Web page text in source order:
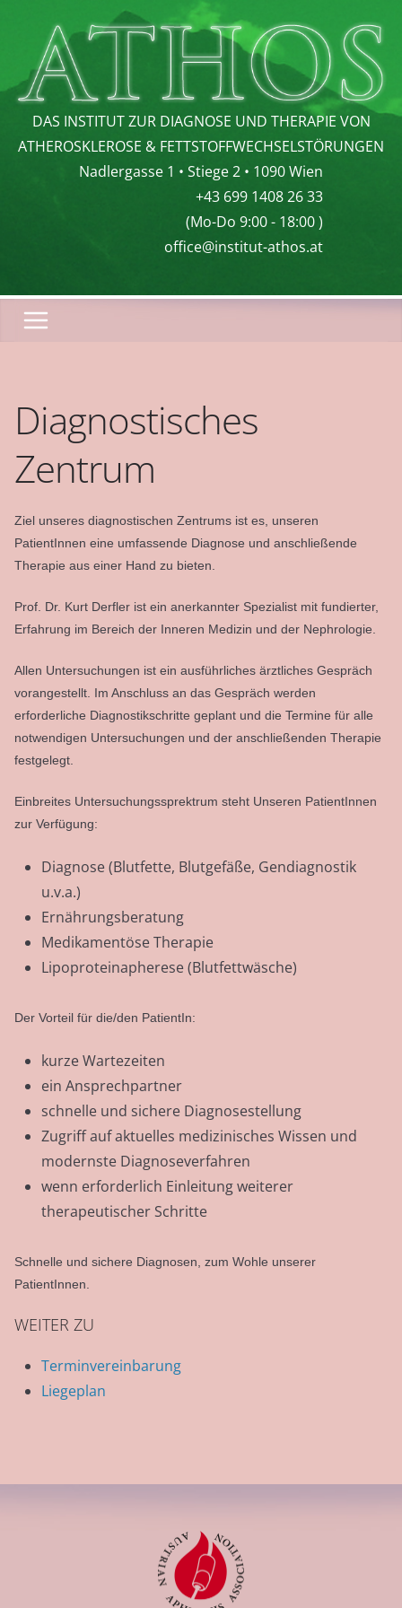
springen
DAS INSTITUT ZUR DIAGNOSE UND THERAPIE VON
ATHEROSKLEROSE & FETTSTOFFWECHSELSTÖRUNGEN
Nadlergasse 1 • Stiege 2 • 1090 Wien
+43 699 1408 26 33
(Mo-Do 9:00 - 18:00 )
office@institut-athos.at
Diagnostisches
Zentrum
Ziel unseres diagnostischen Zentrums ist es, unseren
PatientInnen eine umfassende Diagnose und anschließende
Therapie aus einer Hand zu bieten.
Prof. Dr. Kurt Derfler ist ein anerkannter Spezialist mit fundierter,
Erfahrung im Bereich der Inneren Medizin und der Nephrologie.
Allen Untersuchungen ist ein ausführliches ärztliches Gespräch
vorangestellt. Im Anschluss an das Gespräch werden
erforderliche Diagnostikschritte geplant und die Termine für alle
notwendigen Untersuchungen und der anschließenden Therapie
festgelegt.
Einbreites Untersuchungssprektrum steht Unseren PatientInnen
zur Verfügung:
Diagnose (Blutfette, Blutgefäße, Gendiagnostik
u.v.a.)
Ernährungsberatung
Medikamentöse Therapie
Lipoproteinapherese (Blutfettwäsche)
Der Vorteil für die/den PatientIn:
kurze Wartezeiten
ein Ansprechpartner
schnelle und sichere Diagnosestellung
Zugriff auf aktuelles medizinisches Wissen und
modernste Diagnoseverfahren
wenn erforderlich Einleitung weiterer
therapeutischer Schritte
Schnelle und sichere Diagnosen, zum Wohle unserer
PatientInnen.
WEITER ZU
Terminvereinbarung
Liegeplan